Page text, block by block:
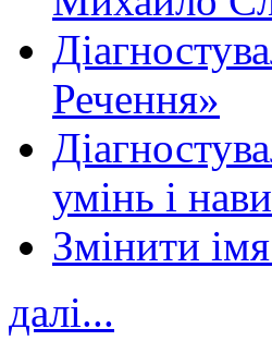
Речення»
умінь і
Змінити
далі...